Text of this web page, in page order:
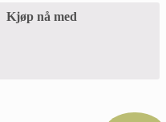
Kjøp nå med